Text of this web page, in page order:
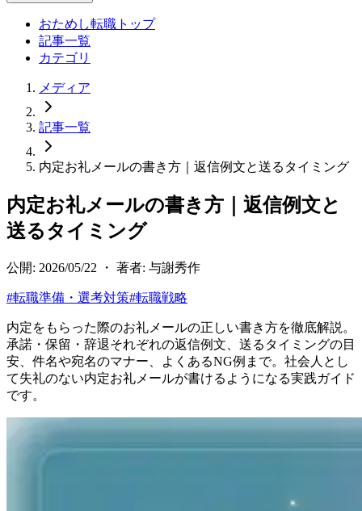
おためし転職トップ
記事一覧
カテゴリ
メディア
記事一覧
内定お礼メールの書き方｜返信例文と送るタイミング
内定お礼メールの書き方｜返信例文と
送るタイミング
公開: 2026/05/22 ・ 著者: 与謝秀作
#転職準備・選考対策#転職戦略
内定をもらった際のお礼メールの正しい書き方を徹底解説。
承諾・保留・辞退それぞれの返信例文、送るタイミングの目
安、件名や宛名のマナー、よくあるNG例まで。社会人とし
て失礼のない内定お礼メールが書けるようになる実践ガイド
です。